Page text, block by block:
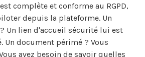
complète et conforme au RGPD,
depuis la plateforme. Un
Un lien d'accueil sécurité lui est
Un document périmé ? Vous
avez besoin de savoir quelles